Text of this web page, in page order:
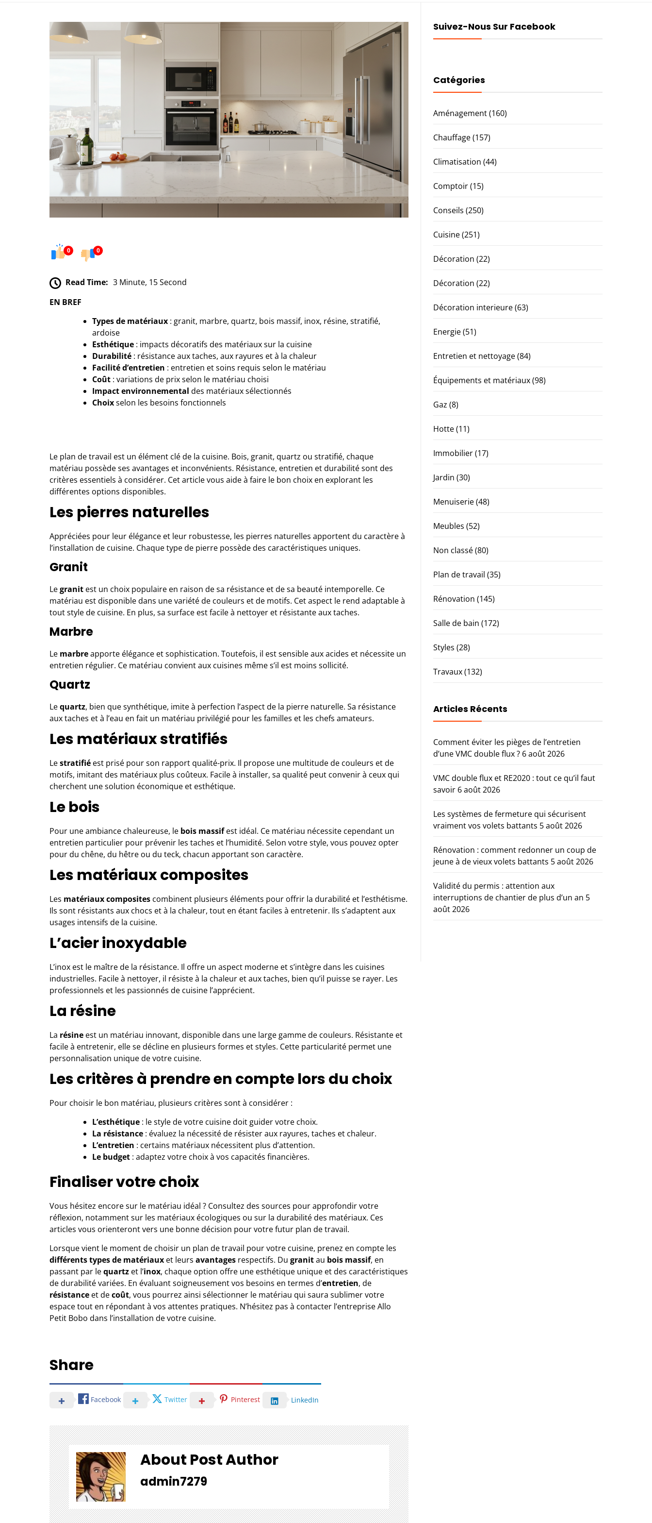
0 0
Read Time: 3 Minute, 15 Second
EN BREF
Types de matériaux : granit, marbre, quartz, bois massif, inox, résine, stratifié,
ardoise
Esthétique : impacts décoratifs des matériaux sur la cuisine
Durabilité : résistance aux taches, aux rayures et à la chaleur
Facilité d’entretien : entretien et soins requis selon le matériau
Coût : variations de prix selon le matériau choisi
Impact environnemental des matériaux sélectionnés
Choixselon les besoins fonctionnels
Le plan de travail est un élément clé de la cuisine. Bois, granit, quartz ou stratifié, chaque
matériau possède ses avantages et inconvénients. Résistance, entretien et durabilité sont des
critères essentiels à considérer. Cet article vous aide à faire le bon choix en explorant les
différentes options disponibles.
Les pierres naturelles
Appréciées pour leur élégance et leur robustesse, les pierres naturelles apportent du caractère à
l’installation de cuisine. Chaque type de pierre possède des caractéristiques uniques.
Granit
Legranit est un choix populaire en raison de sa résistance et de sa beauté intemporelle. Ce
matériau est disponible dans une variété de couleurs et de motifs. Cet aspect le rend adaptable à
tout style de cuisine. En plus, sa surface est facile à nettoyer et résistante aux taches.
Marbre
Le marbreapporte élégance et sophistication. Toutefois, il est sensible aux acides et nécessite un
entretien régulier. Ce matériau convient aux cuisines même s’il est moins sollicité.
Quartz
Lequartz, bien que synthétique, imite à perfection l’aspect de la pierre naturelle. Sa résistance
aux taches et à l’eau en fait un matériau privilégié pour les familles et les chefs amateurs.
Les matériaux stratifiés
Lestratifié est prisé pour son rapport qualité-prix. Il propose une multitude de couleurs et de
motifs, imitant des matériaux plus coûteux. Facile à installer, sa qualité peut convenir à ceux qui
cherchent une solution économique et esthétique.
Le bois
Pour une ambiance chaleureuse, le bois massifest idéal. Ce matériau nécessite cependant un
entretien particulier pour prévenir les taches et l’humidité. Selon votre style, vous pouvez opter
pour du chêne, du hêtre ou du teck, chacun apportant son caractère.
Les matériaux composites
Les matériaux composites combinent plusieurs éléments pour offrir la durabilité et l’esthétisme.
Ils sont résistants aux chocs et à la chaleur, tout en étant faciles à entretenir. Ils s’adaptent aux
usages intensifs de la cuisine.
L’acier inoxydable
L’inox est le maître de la résistance. Il offre un aspect moderne et s’intègre dans les cuisines
industrielles. Facile à nettoyer, il résiste à la chaleur et aux taches, bien qu’il puisse se rayer. Les
professionnels et les passionnés de cuisine l’apprécient.
La résine
La résine est un matériau innovant, disponible dans une large gamme de couleurs. Résistante et
facile à entretenir, elle se décline en plusieurs formes et styles. Cette particularité permet une
personnalisation unique de votre cuisine.
Les critères à prendre en compte lors du choix
Pour choisir le bon matériau, plusieurs critères sont à considérer :
L’esthétique : le style de votre cuisine doit guider votre choix.
La résistance : évaluez la nécessité de résister aux rayures, taches et chaleur.
L’entretien : certains matériaux nécessitent plus d’attention.
Le budget : adaptez votre choix à vos capacités financières.
Finaliser votre choix
Vous hésitez encore sur le matériau idéal ? Consultez des sources pour approfondir votre
réflexion, notamment sur les matériaux écologiques ou sur la durabilité des matériaux. Ces
articles vous orienteront vers une bonne décision pour votre futur plan de travail.
Lorsque vient le moment de choisir un plan de travail pour votre cuisine, prenez en compte les
différents types de matériaux et leurs avantages respectifs. Du granitau bois massif, en
passant par lequartz et l’inox, chaque option offre une esthétique unique et des caractéristiques
de durabilité variées. En évaluant soigneusement vos besoins en termes d’entretien, de
résistance et decoût, vous pourrez ainsi sélectionner le matériau qui saura sublimer votre
espace tout en répondant à vos attentes pratiques. N’hésitez pas à contacter l’entrepriseAllo
Petit Bobo dans l’installation de votre cuisine.
Share
Facebook Twitter Pinterest LinkedIn
About Post Author
admin7279
Suivez-Nous Sur Facebook
Catégories
Aménagement(160)
Chauffage(157)
Climatisation (44)
Comptoir(15)
Conseils (250)
Cuisine(251)
Décoration (22)
Décoration (22)
Décoration interieure(63)
Energie(51)
Entretien et nettoyage(84)
Équipements et matériaux(98)
Gaz (8)
Hotte(11)
Immobilier(17)
Jardin (30)
Menuiserie(48)
Meubles (52)
Non classé(80)
Plan de travail (35)
Rénovation (145)
Salle de bain (172)
Styles (28)
Travaux(132)
Articles Récents
Comment éviter les pièges de l’entretien
d’une VMC double flux ? 6 août 2026
VMC double flux et RE2020 : tout ce qu’il faut
savoir 6 août 2026
Les systèmes de fermeture qui sécurisent
vraiment vos volets battants 5 août 2026
Rénovation : comment redonner un coup de
jeune à de vieux volets battants 5 août 2026
Validité du permis : attention aux
interruptions de chantier de plus d’un an 5
août 2026